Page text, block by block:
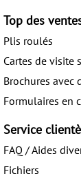
Top des
Plis roulés
Cartes de visite
Brochures avec
Formulaires en
Service
FAQ / Aides
Fichiers